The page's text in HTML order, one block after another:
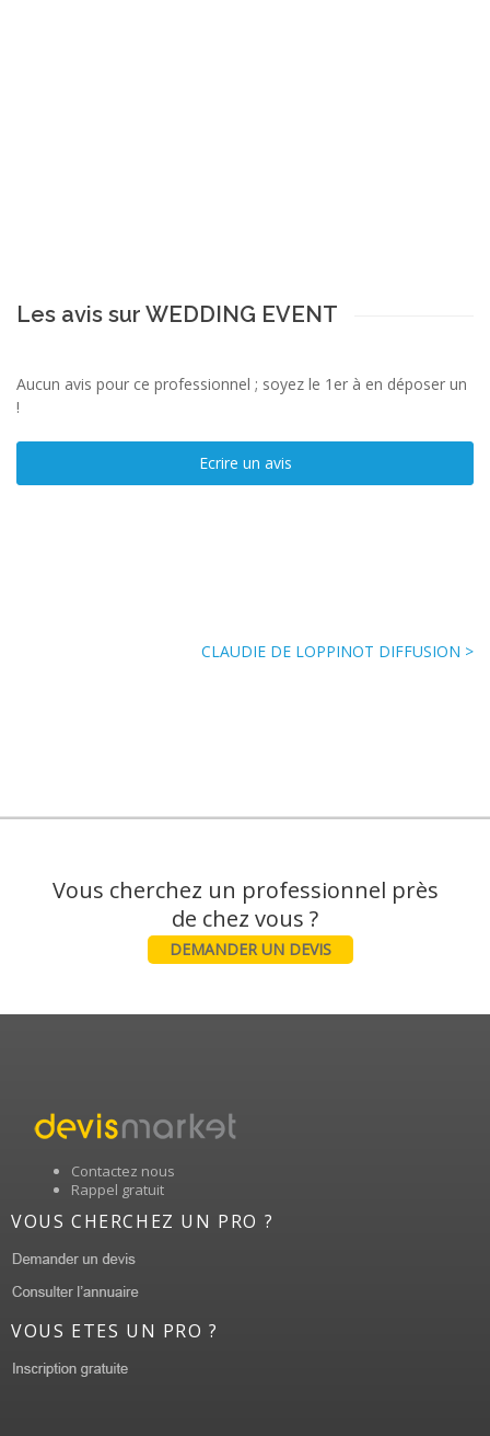
Les avis sur WEDDING EVENT
Aucun avis pour ce professionnel ; soyez le 1er à en déposer un
!
Ecrire un avis
CLAUDIE DE LOPPINOT DIFFUSION >
Vous cherchez un professionnel près
DEMANDER UN DEVIS
Contactez nous
Rappel gratuit
VOUS CHERCHEZ UN PRO ?
VOUS ETES UN PRO ?